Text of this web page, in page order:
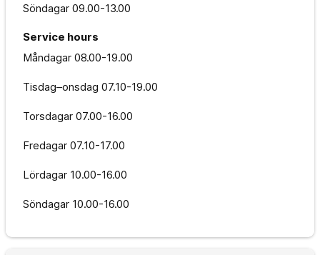
Söndagar 09.00-13.00
Service hours
Måndagar 08.00-19.00
Tisdag–onsdag 07.10-19.00
Torsdagar 07.00-16.00
Fredagar 07.10-17.00
Lördagar 10.00-16.00
Söndagar 10.00-16.00